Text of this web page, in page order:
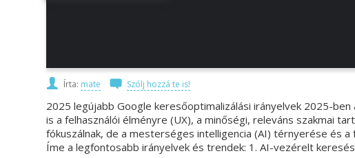
Írta: mate Szólj hozzá te is!
2025 legújabb Google keresőoptimalizálási irányelvek 2025-
is a felhasználói élményre (UX), a minőségi, releváns szakmai
fókuszálnak, de a mesterséges intelligencia (AI) térnyerése és a
Íme a legfontosabb irányelvek és trendek: 1. AI-vezérelt